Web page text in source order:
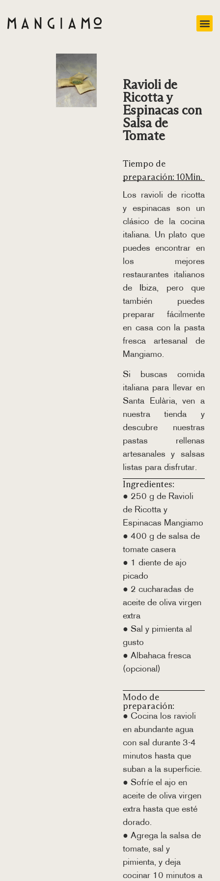
Ravioli de
Ricotta y
Espinacas con
Salsa de
Tomate
Tiempo de
preparación: 10Min.
Los ravioli de ricotta
y espinacas son un
clásico de la cocina
italiana. Un plato que
puedes encontrar en
los mejores
restaurantes italianos
de Ibiza, pero que
también puedes
preparar fácilmente
en casa con la pasta
fresca artesanal de
Mangiamo.
Si buscas comida
italiana para llevar en
Santa Eulària, ven a
nuestra tienda y
descubre nuestras
pastas rellenas
artesanales y salsas
listas para disfrutar.
Ingredientes:
● 250 g de Ravioli
de Ricotta y
Espinacas Mangiamo
● 400 g de salsa de
tomate casera
● 1 diente de ajo
picado
● 2 cucharadas de
aceite de oliva virgen
extra
● Sal y pimienta al
gusto
● Albahaca fresca
(opcional)
Modo de
preparación:
● Cocina los ravioli
en abundante agua
con sal durante 3-4
minutos hasta que
suban a la superficie.
● Sofríe el ajo en
aceite de oliva virgen
extra hasta que esté
dorado.
● Agrega la salsa de
tomate, sal y
pimienta, y deja
cocinar 10 minutos a